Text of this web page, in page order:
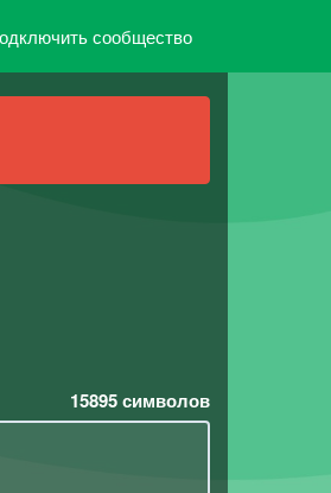
сообщество
15895символов